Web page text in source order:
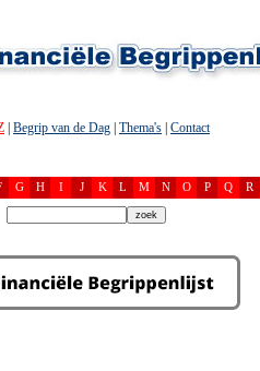
Begrip van de Dag Thema's Contact
G H I J K L M N O P Q R